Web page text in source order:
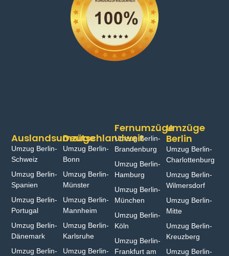
Umzüge
Berlin
Umzug Berlin-
Charlottenburg
Umzug Berlin-
Wilmersdorf
Umzug Berlin-
Mitte
Umzug Berlin-
Kreuzberg
Umzug Berlin-
Fernumzüge
Umzug Berlin-
Brandenburg
Umzug Berlin-
Hamburg⁠
Umzug Berlin-
München
Umzug Berlin-
Köln
Umzug Berlin-
Frankfurt am
Deutschlandweit
Umzug Berlin-
Bonn⁠
Umzug Berlin-
Münster⁠
Umzug Berlin-
Mannheim
Umzug Berlin-
Karlsruhe
Umzug Berlin-
Auslandsumzüge
Umzug Berlin-
Schweiz
Umzug Berlin-
Spanien
Umzug Berlin-
Portugal
Umzug Berlin-
Dänemark
Umzug Berlin-